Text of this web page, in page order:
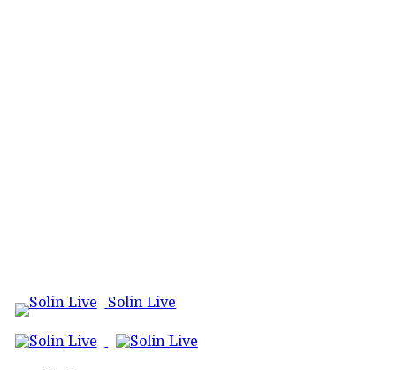
Solin Live